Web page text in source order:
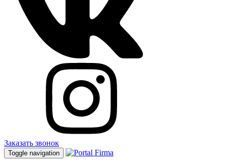
Заказать звонок
Toggle navigation